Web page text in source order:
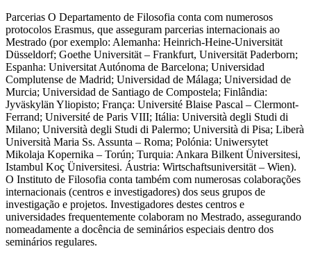
Parcerias O Departamento de Filosofia conta com numerosos
protocolos Erasmus, que asseguram parcerias internacionais ao
Mestrado (por exemplo: Alemanha: Heinrich-Heine-Universität
Düsseldorf; Goethe Universität – Frankfurt, Universität Paderborn;
Espanha: Universitat Autónoma de Barcelona; Universidad
Complutense de Madrid; Universidad de Málaga; Universidad de
Murcia; Universidad de Santiago de Compostela; Finlândia:
Jyväskylän Yliopisto; França: Université Blaise Pascal – Clermont-
Ferrand; Université de Paris VIII; Itália: Università degli Studi di
Milano; Università degli Studi di Palermo; Università di Pisa; Liberà
Università Maria Ss. Assunta – Roma; Polónia: Uniwersytet
Mikolaja Kopernika – Torún; Turquia: Ankara Bilkent Üniversitesi,
Istambul Koç Üniversitesi. Áustria: Wirtschaftsuniversität – Wien).
O Instituto de Filosofia conta também com numerosas colaborações
internacionais (centros e investigadores) dos seus grupos de
investigação e projetos. Investigadores destes centros e
universidades frequentemente colaboram no Mestrado, assegurando
nomeadamente a docência de seminários especiais dentro dos
seminários regulares.